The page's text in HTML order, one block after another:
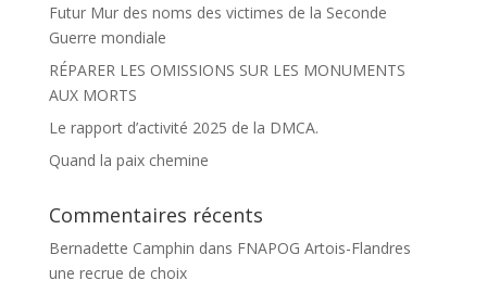
Futur Mur des noms des victimes de la Seconde
Guerre mondiale
RÉPARER LES OMISSIONS SUR LES MONUMENTS
AUX MORTS
Le rapport d’activité 2025 de la DMCA.
Quand la paix chemine
Commentaires récents
Bernadette Camphin dans FNAPOG Artois-Flandres
une recrue de choix